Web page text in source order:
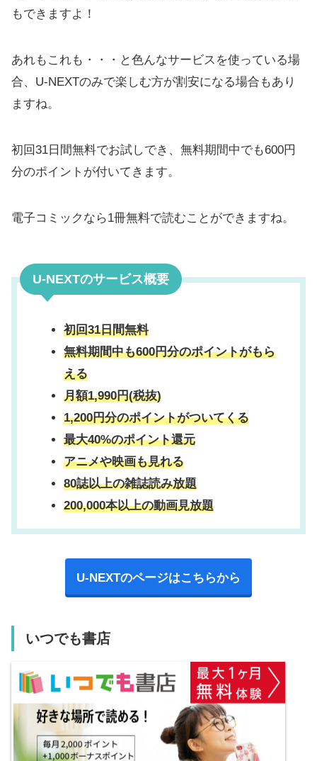
もできますよ！
あれもこれも・・・と色んなサービスを使っている場
合、U-NEXTのみで楽しむ方が割安になる場合もあり
ますね。
初回31日間無料でお試しでき、無料期間中でも600円
分のポイントが付いてきます。
電子コミックなら1冊無料で読むことができますね。
U-NEXTのサービス概要
初回31日間無料
無料期間中も600円分のポイントがもら
える
月額1,990円(税抜)
1,200円分のポイントがついてくる
最大40%のポイント還元
アニメや映画も見れる
80誌以上の雑誌読み放題
200,000本以上の動画見放題
U-NEXTのページはこちらから
いつでも書店